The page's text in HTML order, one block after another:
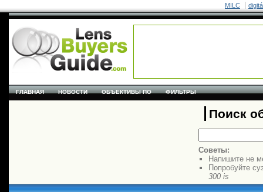
MILC
ГЛАВНАЯ НОВОСТИ ОБЪЕКТИВЫ ПО ФИЛЬТРЫ
Поиск
Советы:
Напишите не
Попробуйте
300 is